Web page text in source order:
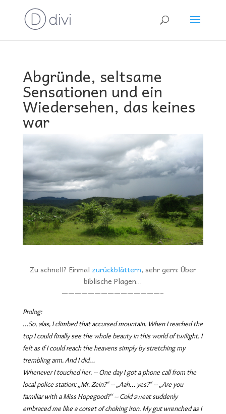
Abgründe, seltsame
Sensationen und ein
Wiedersehen, das keines
war
Zu schnell? Einmal zurückblättern, sehr gern: Über
biblische Plagen…
———————————————–
Prolog:
…So, alas, I climbed that accursed mountain. When I reached the
top I could finally see the whole beauty in this world of twilight. I
felt as if I could reach the heavens simply by stretching my
trembling arm. And I did…
Whenever I touched her. – One day I got a phone call from the
local police station: „Mr. Zein?“ – „Aah… yes?“ – „Are you
familiar with a Miss Hopegood?“ – Cold sweat suddenly
embraced me like a corset of choking iron. My gut wrenched as I